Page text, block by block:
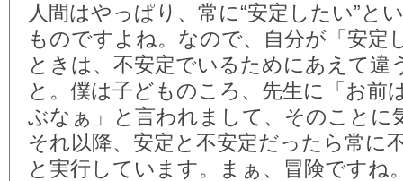
人間はやっぱり、常に“安定したい”と
ものですよね。なので、自分が「安定
ときは、不安定でいるためにあえて違
と。僕は子どものころ、先生に「お前
ぶなぁ」と言われまして、そのことに
それ以降、安定と不安定だったら常に
と実行しています。まぁ、冒険ですね